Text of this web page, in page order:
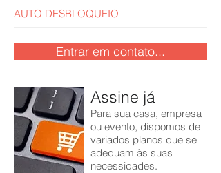
AUTO DESBLOQUEIO
Entrar em contato...
Assine já
Para sua casa, empresa
ou evento, dispomos de
variados planos que se
adequam às suas
necessidades.